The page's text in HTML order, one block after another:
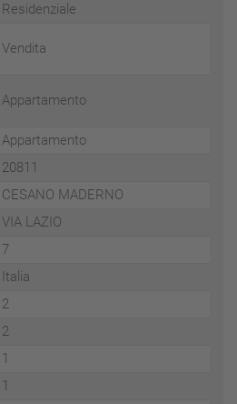
Residenziale
Vendita
Appartamento
Appartamento
20811
CESANO MADERNO
VIA LAZIO
7
Italia
2
2
1
1